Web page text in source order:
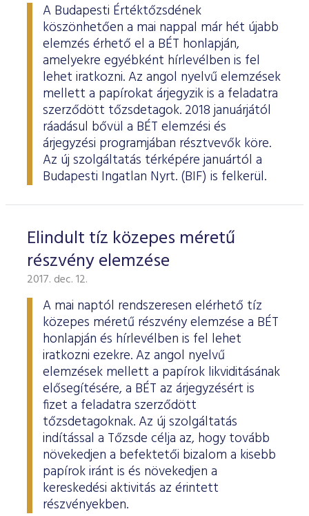
A Budapesti Értéktőzsdének
köszönhetően a mai nappal már hét újabb
elemzés érhető el a BÉT honlapján,
amelyekre egyébként hírlevélben is fel
lehet iratkozni. Az angol nyelvű elemzések
mellett a papírokat árjegyzik is a feladatra
szerződött tőzsdetagok. 2018 januárjától
ráadásul bővül a BÉT elemzési és
árjegyzési programjában résztvevők köre.
Az új szolgáltatás térképére januártól a
Budapesti Ingatlan Nyrt. (BIF) is felkerül.
Elindult tíz közepes méretű
részvény elemzése
2017. dec. 12.
A mai naptól rendszeresen elérhető tíz
közepes méretű részvény elemzése a BÉT
honlapján és hírlevélben is fel lehet
iratkozni ezekre. Az angol nyelvű
elemzések mellett a papírok likviditásának
elősegítésére, a BÉT az árjegyzésért is
fizet a feladatra szerződött
tőzsdetagoknak. Az új szolgáltatás
indítással a Tőzsde célja az, hogy tovább
növekedjen a befektetői bizalom a kisebb
papírok iránt is és növekedjen a
kereskedési aktivitás az érintett
részvényekben.